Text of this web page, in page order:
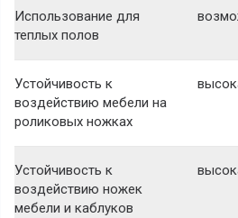
Использование для
теплых полов
Устойчивость к
воздействию мебели на
роликовых ножках
Устойчивость к
воздействию ножек
мебели и каблуков